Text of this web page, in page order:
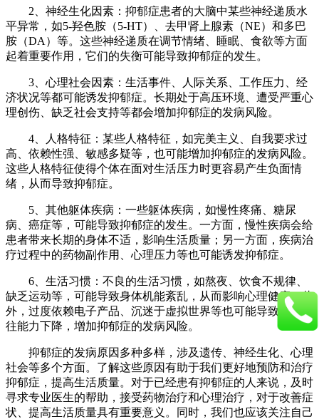
2、神经生化因素：抑郁症患者的大脑中某些神经递质水
平异常，如5-羟色胺（5-HT）、去甲肾上腺素（NE）和多巴
胺（DA）等。这些神经递质在调节情绪、睡眠、食欲等方面
起着重要作用，它们的失衡可能导致抑郁症的发生。
3、心理社会因素：生活事件、人际关系、工作压力、经
济状况等都可能诱发抑郁症。长期处于高压环境、遭受严重心
理创伤、缺乏社会支持等都会增加抑郁症的发病风险。
4、人格特征：某些人格特征，如完美主义、自我要求过
高、依赖性强、敏感多疑等，也可能增加抑郁症的发病风险。
这些人格特征使得个体在面对生活压力时更容易产生负面情
绪，从而导致抑郁症。
5、其他躯体疾病：一些躯体疾病，如慢性疼痛、糖尿
病、癌症等，可能导致抑郁症的发生。一方面，慢性疾病会给
患者带来长期的身体不适，影响生活质量；另一方面，疾病治
疗过程中的药物副作用、心理压力等也可能诱发抑郁症。
6、生活习惯：不良的生活习惯，如熬夜、饮食不规律、
缺乏运动等，可能导致身体机能紊乱，从而影响心理健康。此
外，过度依赖电子产品、沉迷于虚拟世界等也可能导致人际交
往能力下降，增加抑郁症的发病风险。
抑郁症的发病原因多种多样，涉及遗传、神经生化、心理
社会等多个方面。了解这些原因有助于我们更好地预防和治疗
抑郁症，提高生活质量。对于已经患有抑郁症的人来说，及时
寻求专业医生的帮助，接受药物治疗和心理治疗，对于改善症
状、提高生活质量具有重要意义。同时，我们也应该关注自己